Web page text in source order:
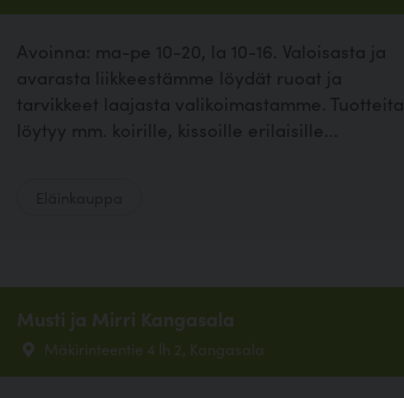
Avoinna: ma-pe 10-20, la 10-16. Valoisasta ja
avarasta liikkeestämme löydät ruoat ja
tarvikkeet laajasta valikoimastamme. Tuotteita
löytyy mm. koirille, kissoille erilaisille...
Musti ja Mirri Kangasala
Mäkirinteentie 4 lh 2, Kangasala